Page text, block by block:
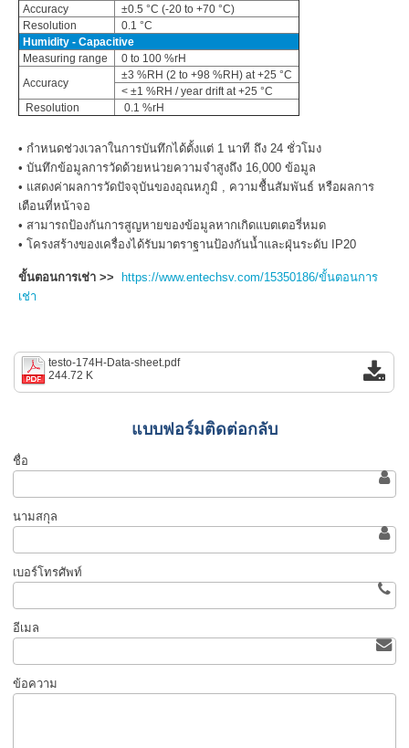
Accuracy
±0.5 °C (-20 to +70 °C)
Resolution
0.1 °C
Humidity - Capacitive
Measuring range
0 to 100 %rH
Accuracy
±3 %RH (2 to +98 %RH) at +25 °C
< ±1 %RH / year drift at +25 °C
Resolution
0.1 %rH
• กำหนดช่วงเวลาในการบันทึกได้ตั้งแต่ 1 นาที ถึง 24 ชั่วโมง
• บันทึกข้อมูลการวัดด้วยหน่วยความจำสูงถึง 16,000 ข้อมูล
• แสดงค่าผลการวัดปัจจุบันของอุณหภูมิ , ความชื้นสัมพันธ์ หรือผลการ
เตือนที่หน้าจอ
• สามารถป้องกันการสูญหายของข้อมูลหากเกิดแบตเตอรี่หมด
• โครงสร้างของเครื่องได้รับมาตราฐานป้องกันน้ำและฝุ่นระดับ IP20
ขั้นตอนการเช่า >>
https://www.entechsv.com/15350186/ขั้นตอนการ
เช่า
testo-174H-Data-sheet.pdf
244.72 K
แบบฟอร์มติดต่อกลับ
ชื่อ
นามสกุล
เบอร์โทรศัพท์
อีเมล
ข้อความ